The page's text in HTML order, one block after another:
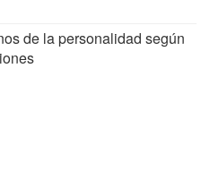
de la personalidad según